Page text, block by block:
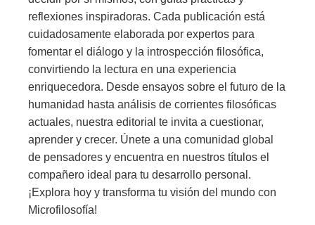
reflexiones inspiradoras. Cada publicación está
cuidadosamente elaborada por expertos para
fomentar el diálogo y la introspección filosófica,
convirtiendo la lectura en una experiencia
enriquecedora. Desde ensayos sobre el futuro de la
humanidad hasta análisis de corrientes filosóficas
actuales, nuestra editorial te invita a cuestionar,
aprender y crecer. Únete a una comunidad global
de pensadores y encuentra en nuestros títulos el
compañero ideal para tu desarrollo personal.
¡Explora hoy y transforma tu visión del mundo con
Microfilosofía!